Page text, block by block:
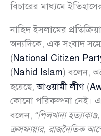
বিচারের মাধ্যমে
নাহিদ ইসলামের প্রতিক্রিয়া
অন্যদিকে, এক সংবাদ
(National Citizen
(Nahid Islam) বলেন,
হয়েছে,আওয়ামী লীগ (
কোনো পরিকল্পনা নেই। এ
বলেন, “পিলখানা
ক্রসফায়ার, রাজনৈতিক